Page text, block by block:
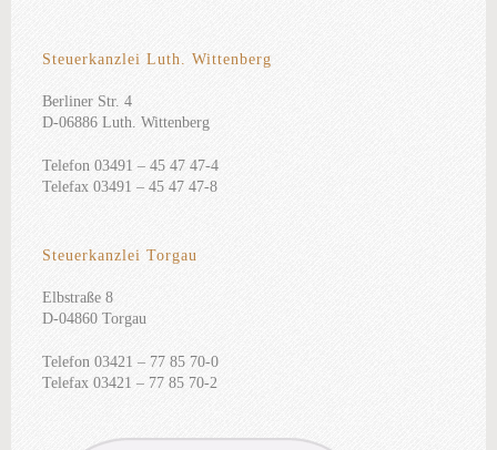
Steuerkanzlei Luth. Wittenberg
Berliner Str. 4
D-06886 Luth. Wittenberg
Telefon 03491 – 45 47 47-4
Telefax 03491 – 45 47 47-8
Steuerkanzlei Torgau
Elbstraße 8
D-04860 Torgau
Telefon 03421 – 77 85 70-0
Telefax 03421 – 77 85 70-2